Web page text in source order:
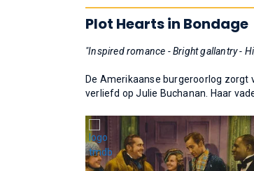
Plot Hearts in Bondage
"Inspired romance - Bright gallantry -
De Amerikaanse burgeroorlog zorgt
verliefd op Julie Buchanan. Haar